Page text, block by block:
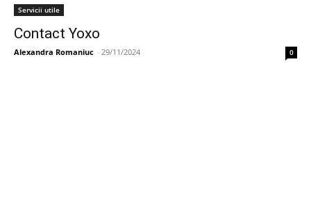
Servicii utile
Contact Yoxo
Alexandra Romaniuc - 29/11/2024 0